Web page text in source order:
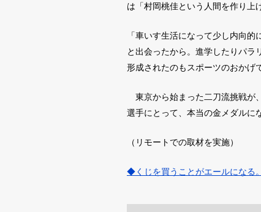
は「村岡桃佳という人間を作り上
「車いす生活になって少し内向
と出会ったから。進学したりパラ
形成されたのもスポーツのおかげ
東京から始まった二刀流挑戦が
選手にとって、本当の金メダルに
（リモートでの取材を実施）
◆くじを買うことがエールになる